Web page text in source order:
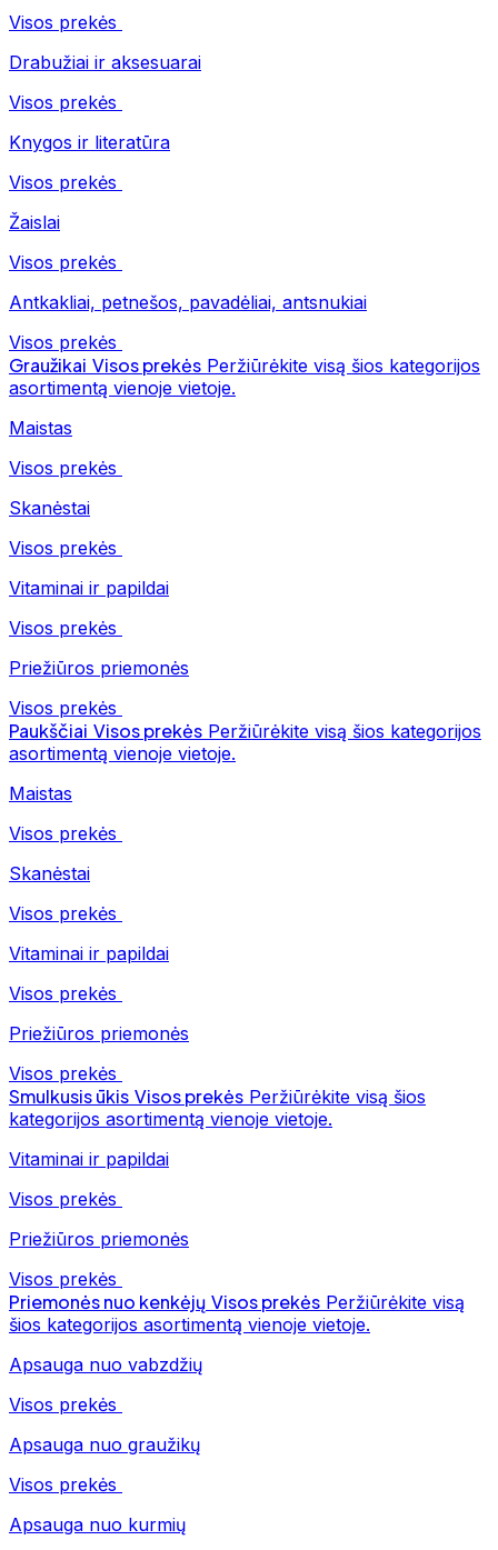
Visos prekės
Drabužiai ir aksesuarai
Visos prekės
Knygos ir literatūra
Visos prekės
Žaislai
Visos prekės
Antkakliai, petnešos, pavadėliai, antsnukiai
Visos prekės
Graužikai Visos prekės Peržiūrėkite visą šios kategorijos
asortimentą vienoje vietoje.
Maistas
Visos prekės
Skanėstai
Visos prekės
Vitaminai ir papildai
Visos prekės
Priežiūros priemonės
Visos prekės
Paukščiai Visos prekės Peržiūrėkite visą šios kategorijos
asortimentą vienoje vietoje.
Maistas
Visos prekės
Skanėstai
Visos prekės
Vitaminai ir papildai
Visos prekės
Priežiūros priemonės
Visos prekės
Smulkusis ūkis Visos prekės Peržiūrėkite visą šios
kategorijos asortimentą vienoje vietoje.
Vitaminai ir papildai
Visos prekės
Priežiūros priemonės
Visos prekės
Priemonės nuo kenkėjų Visos prekės Peržiūrėkite visą
šios kategorijos asortimentą vienoje vietoje.
Apsauga nuo vabzdžių
Visos prekės
Apsauga nuo graužikų
Visos prekės
Apsauga nuo kurmių